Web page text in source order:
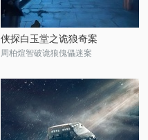
侠探白玉堂之诡狼奇案
周柏煊智破诡狼傀儡迷案